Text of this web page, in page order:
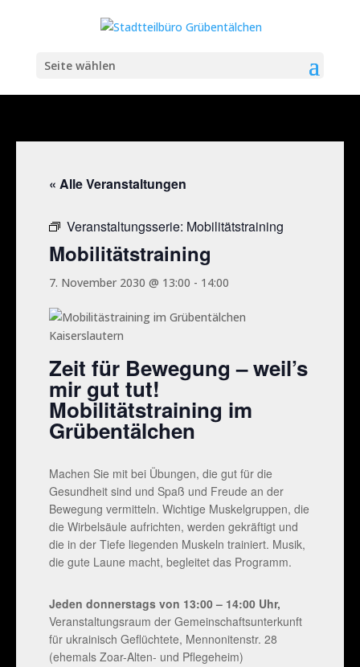
Seite wählen
« Alle Veranstaltungen
Veranstaltungsserie: Mobilitätstraining
Mobilitätstraining
7. November 2030 @ 13:00 - 14:00
Zeit für Bewegung – weil’s
mir gut tut!
Mobilitätstraining im
Grübentälchen
Machen Sie mit bei Übungen, die gut für die
Gesundheit sind und Spaß und Freude an der
Bewegung vermitteln. Wichtige Muskelgruppen, die
die Wirbelsäule aufrichten, werden gekräftigt und
die in der Tiefe liegenden Muskeln trainiert. Musik,
die gute Laune macht, begleitet das Programm.
Jeden donnerstags von 13:00 – 14:00 Uhr,
Veranstaltungsraum der Gemeinschaftsunterkunft
für ukrainisch Geflüchtete, Mennonitenstr. 28
(ehemals Zoar-Alten- und Pflegeheim)